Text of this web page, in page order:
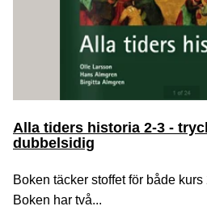
Alla tiders historia 2-3 -
dubbelsidig
Boken täcker stoffet för både
Boken har två...